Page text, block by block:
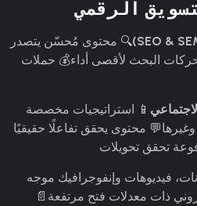
الرقمي
🔍 محتوى مُحسّن يتصدر
البحث لأقصى أداء💰 حملات
📱 استراتيجيات مخصصة
💬 محتوى يحقق تفاعلًا حقيقيًا
تحقق تحويلات
فيديوهات وإنفوجرافيك موجه
ذات معدلات فتح مرتفعة 📄